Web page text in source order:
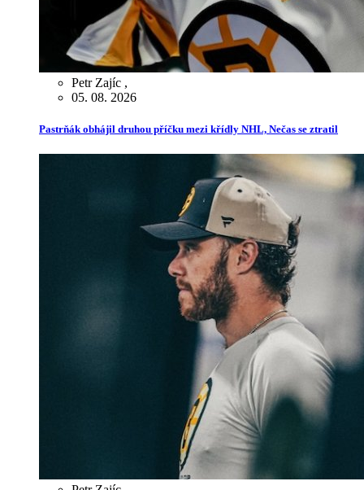
Petr Zajíc ,
05. 08. 2026
Pastrňák obhájil druhou příčku mezi křídly NHL, Nečas se ztratil